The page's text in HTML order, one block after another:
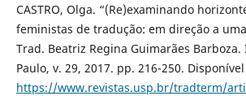
CASTRO, Olga. “(Re)examinando
feministas de tradução: em direção a
Trad. Beatriz Regina Guimarães Barboza.
Paulo, v. 29, 2017. pp. 216-250.
https://www.revistas.usp.br/tradterm/